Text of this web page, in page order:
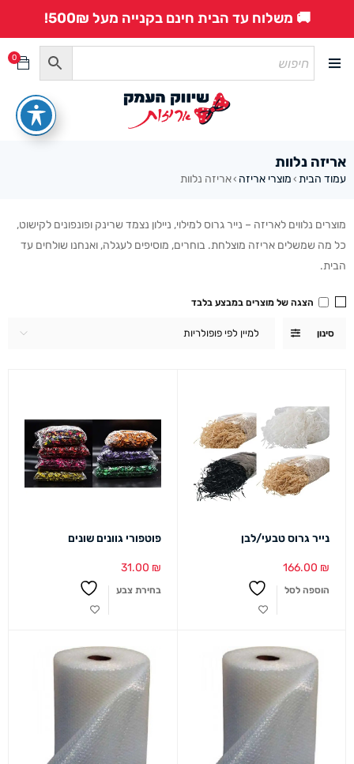
🚚 משלוח עד הבית חינם בקנייה מעל 500₪!
0
אריזה נלוות
עמוד הבית › מוצרי אריזה ›אריזה נלוות
מוצרים נלווים לאריזה – נייר גרוס למילוי, ניילון נצמד שרינק ופונפונים לקישוט,
כל מה שמשלים אריזה מוצלחת. בוחרים, מוסיפים לעגלה, ואנחנו שולחים עד
הבית.
סינון למיין לפי פופולריות
הצגה של מוצרים במבצע בלבד
נייר גרוס טבעי/לבן
166.00 ₪
הוספה לסל
פוטפורי גוונים שונים
31.00 ₪
בחירת צבע